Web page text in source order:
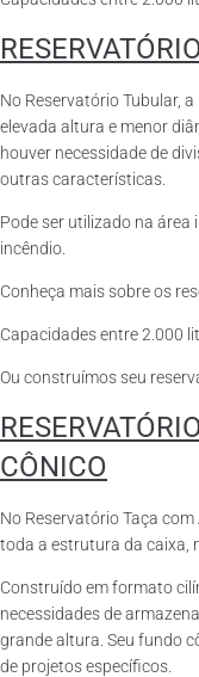
No Reservatório Tubular,
elevada altura e menor
houver necessidade de
outras características.
Pode ser utilizado na área
incêndio.
Conheça mais sobre os
Capacidades entre 2.000
Ou construímos seu
CÔNICO
No Reservatório Taça
toda a estrutura da caixa,
Construído em formato
necessidades de
grande altura. Seu fundo
de projetos específicos.